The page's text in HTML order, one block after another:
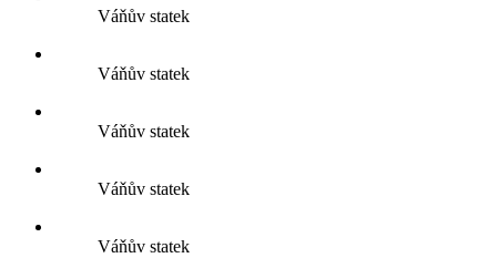
Váňův statek
Váňův statek
Váňův statek
Váňův statek
Váňův statek